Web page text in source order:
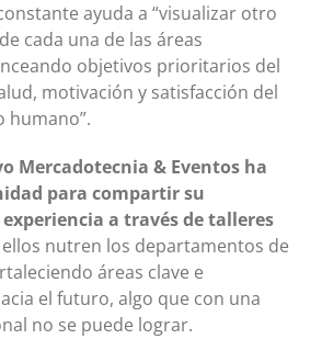
ayuda a “visualizar otro
cada una de las áreas
objetivos prioritarios del
motivación y satisfacción del
humano”.
Mercadotecnia & Eventos ha
para compartir su
a través de talleres
ellos nutren los departamentos de
áreas clave e
el futuro, algo que con una
no se puede lograr.